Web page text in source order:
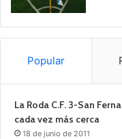
Popular
La Roda C.F. 3-San
cada vez más cerca
18 de junio de 2011